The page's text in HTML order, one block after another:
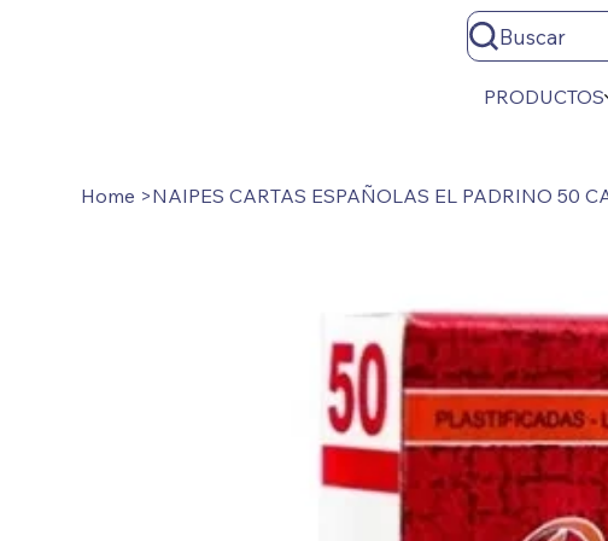
Buscar
PRODUCTOS
Home >NAIPES CARTAS ESPAÑOLAS EL PADRINO 50